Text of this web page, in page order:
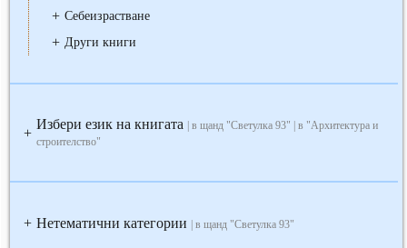
+ Себеизрастване
+ Други книги
+
Избери език на книгата
| в щанд "Светулка 93" | в "Архитектура и
строителство"
+ Нетематични категории | в щанд "Светулка 93"